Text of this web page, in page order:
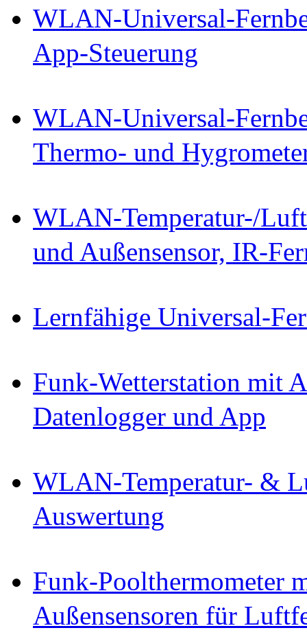
WLAN-Universal-
App-Steuerung
WLAN-Universal-
Thermo- und
WLAN-Temperatur-/
und Außensensor, IR-
Lernfähige Universal-
Funk-Wetterstation mit
Datenlogger und App
WLAN-Temperatur- &
Auswertung
Funk-Poolthermometer
Außensensoren für